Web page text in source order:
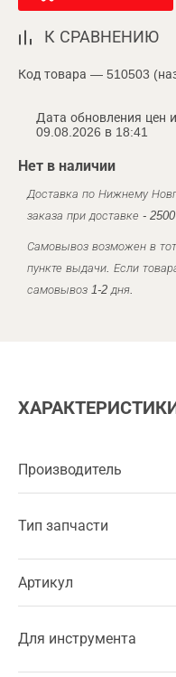
К СРАВНЕНИЮ
Код товара — 510503
Дата обновления цен
09.08.2026 в 18:41
Нет в наличии
Доставка по Нижнему
заказа при доставке -
Самовывоз возможен в
пункте выдачи. Если
самовывоз 1-2 дня.
Производитель
Тип запчасти
Артикул
Для инструмента